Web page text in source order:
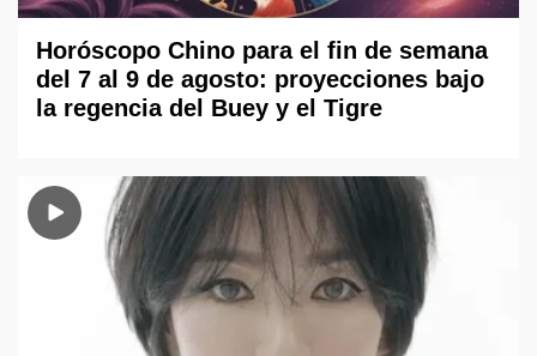
Horóscopo Chino para el fin de semana
del 7 al 9 de agosto: proyecciones bajo
la regencia del Buey y el Tigre